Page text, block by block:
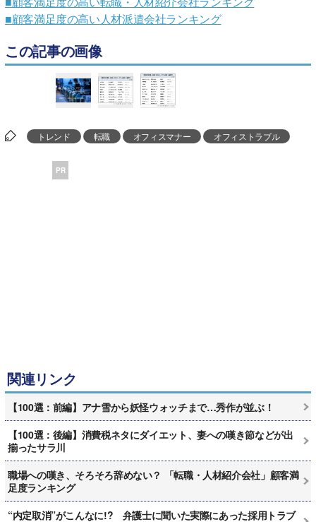
■顧客満足度の高い人材派遣会社ランキング
この記事の画像
トレンド 転職 オフィスマナー オフィストラブル
PR
関連リンク
【100選：前編】アナ雪から妖怪ウォッチまで…秀作が並ぶ！
【100選：後編】消費税ネタにダイエット、妻への嘆き節などが出
揃ったサラ川
職場への嘆き、そろそろ辞めない？ 「転職・人材紹介会社」顧客満
足度ランキング
“内定取消”がこんなに!? 弁護士に聞いた実際にあった採用トラブ